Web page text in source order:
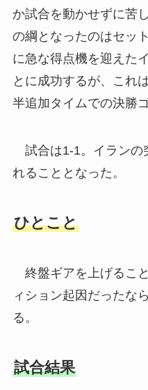
か試合を動かせずに苦
の綱となったのはセッ
に急な得点機を迎えた
とに成功するが、これ
半追加タイムでの決勝
試合は1-1。イランの
れることとなった。
ひとこと
終盤ギアを上げるこ
ィション起因だったな
る。
試合結果